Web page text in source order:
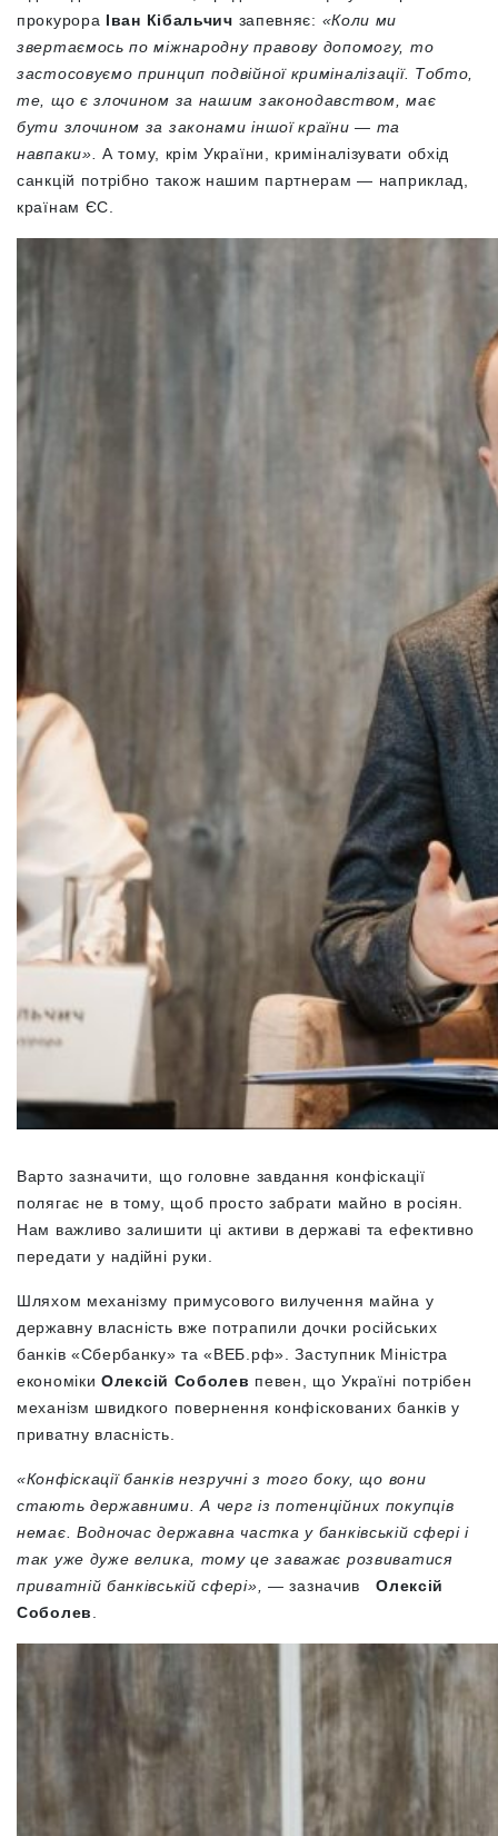
прокурора Іван Кібальчич запевняє: «Коли ми
звертаємось по міжнародну правову допомогу, то
застосовуємо принцип подвійної криміналізації. Тобто,
те, що є злочином за нашим законодавством, має
бути злочином за законами іншої країни — та
навпаки». А тому, крім України, криміналізувати обхід
санкцій потрібно також нашим партнерам — наприклад,
країнам ЄС.
Варто зазначити, що головне завдання конфіскації
полягає не в тому, щоб просто забрати майно в росіян.
Нам важливо залишити ці активи в державі та ефективно
передати у надійні руки.
Шляхом механізму примусового вилучення майна у
державну власність вже потрапили дочки російських
банків «Сбербанку» та «ВЕБ.рф».
Заступник Міністра
економіки Олексій Соболев певен, що Україні потрібен
механізм швидкого повернення конфіскованих банків у
приватну власність.
«Конфіскації банків незручні з того боку, що вони
стають державними. А черг із потенційних покупців
немає. Водночас державна частка у банківській сфері і
так уже дуже велика, тому це заважає розвиватися
приватній банківській сфері»,
— зазначивОлексій
Соболев